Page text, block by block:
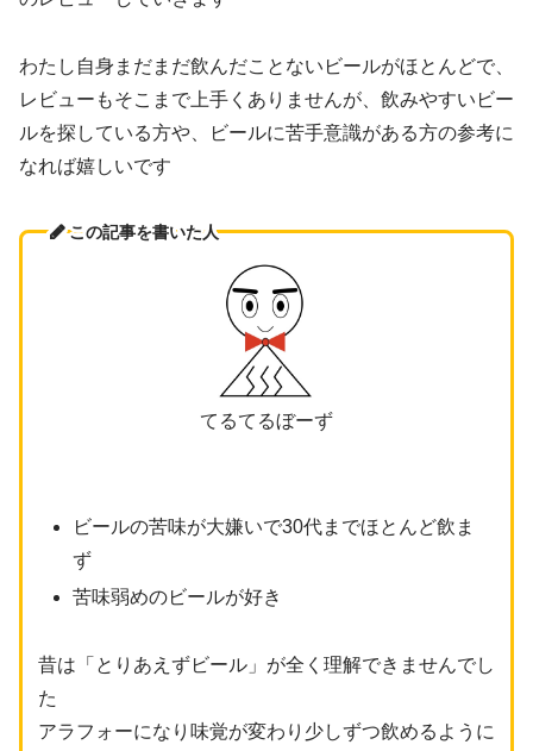
わたし自身まだまだ飲んだことないビールがほとんどで、
レビューもそこまで上手くありませんが、飲みやすいビー
ルを探している方や、ビールに苦手意識がある方の参考に
なれば嬉しいです
この記事を書いた人
てるてるぼーず
ビールの苦味が大嫌いで30代までほとんど飲ま
ず
苦味弱めのビールが好き
昔は「とりあえずビール」が全く理解できませんでし
た
アラフォーになり味覚が変わり少しずつ飲めるように